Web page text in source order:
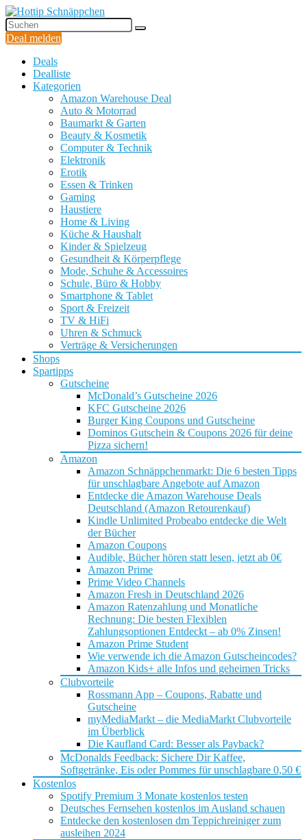
Deal melden
Deals
Dealliste
Kategorien
Amazon Warehouse Deal
Auto & Motorrad
Baumarkt & Garten
Beauty & Kosmetik
Computer & Technik
Elektronik
Erotik
Essen & Trinken
Gaming
Haustiere
Home & Living
Küche & Haushalt
Kinder & Spielzeug
Gesundheit & Körperpflege
Mode, Schuhe & Accessoires
Schule, Büro & Hobby
Smartphone & Tablet
Sport & Freizeit
TV & HiFi
Uhren & Schmuck
Verträge & Versicherungen
Shops
Spartipps
Gutscheine
McDonald’s Gutscheine 2026
KFC Gutscheine 2026
Burger King Coupons und Gutscheine
Dominos Gutschein & Coupons 2026 für deine
Pizza sichern!
Amazon
Amazon Schnäppchenmarkt: Die 6 besten Tipps
für unschlagbare Angebote auf Amazon
Entdecke die Amazon Warehouse Deals
Deutschland (Amazon Retourenkauf)
Kindle Unlimited Probeabo entdecke die Welt
der Bücher
Amazon Coupons
Audible, Bücher hören statt lesen, jetzt ab 0€
Amazon Prime
Prime Video Channels
Amazon Fresh in Deutschland 2026
Amazon Ratenzahlung und Monatliche
Rechnung: Die besten Flexiblen
Zahlungsoptionen Entdeckt – ab 0% Zinsen!
Amazon Prime Student
Wie verwende ich die Amazon Gutscheincodes?
Amazon Kids+ alle Infos und geheimen Tricks
Clubvorteile
Rossmann App – Coupons, Rabatte und
Gutscheine
myMediaMarkt – die MediaMarkt Clubvorteile
im Überblick
Die Kaufland Card: Besser als Payback?
McDonalds Feedback: Sichere Dir Kaffee,
Softgetränke, Eis oder Pommes für unschlagbare 0,50 €
Kostenlos
Spotify Premium 3 Monate kostenlos testen
Deutsches Fernsehen kostenlos im Ausland schauen
Entdecke den kostenlosen dm Teppichreiniger zum
ausleihen 2024